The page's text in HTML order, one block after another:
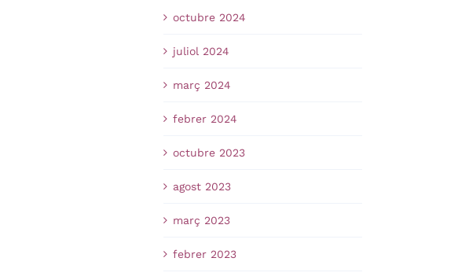
octubre 2024
juliol 2024
març 2024
febrer 2024
octubre 2023
agost 2023
març 2023
febrer 2023